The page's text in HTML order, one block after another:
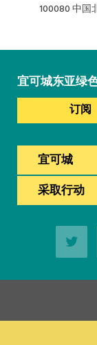
100080 中国
宜可城东亚绿
订阅
宜可城
采取行动